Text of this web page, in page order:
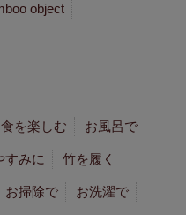
object
食を楽しむ お風呂で
すみに 竹を履く
お掃除で お洗濯で